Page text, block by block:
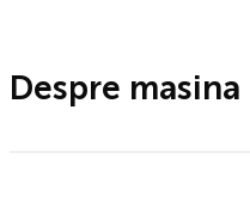
Despre masina